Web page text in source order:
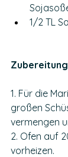
1/2 TL
1. Für die
großen
vermengen
2. Ofen auf
vorheizen.